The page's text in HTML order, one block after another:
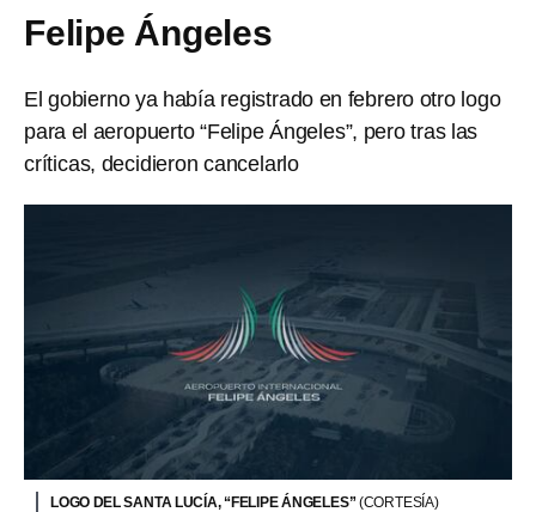
Felipe Ángeles
El gobierno ya había registrado en febrero otro logo
para el aeropuerto “Felipe Ángeles”, pero tras las
críticas, decidieron cancelarlo
LOGO DEL SANTA LUCÍA, “FELIPE ÁNGELES”(CORTESÍA)